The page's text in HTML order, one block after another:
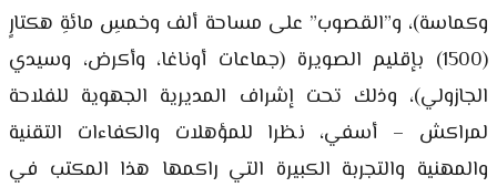
وكماسة)، و”القصوب” على مساحة ألف وخمسِ مائةِ هكتارٍ
(1500) بإقليم الصويرة (جماعات أوناغا، وأكرض، وسيدي
الجازولي)، وذلك تحت إشراف المديرية الجهوية للفلاحة
لمراكش – أسفي، نظرا للمؤهلات والكفاءات التقنية
والمهنية والتجربة الكبيرة التي راكمها هذا المكتب في